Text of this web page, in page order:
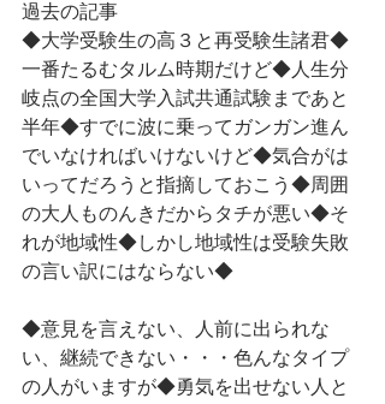
過去の記事
◆大学受験生の高３と再受験生諸君◆
一番たるむタルム時期だけど◆人生分
岐点の全国大学入試共通試験まであと
半年◆すでに波に乗ってガンガン進ん
でいなければいけないけど◆気合がは
いってだろうと指摘しておこう◆周囲
の大人ものんきだからタチが悪い◆そ
れが地域性◆しかし地域性は受験失敗
の言い訳にはならない◆
◆意見を言えない、人前に出られな
い、継続できない・・・色んなタイプ
の人がいますが◆勇気を出せない人と